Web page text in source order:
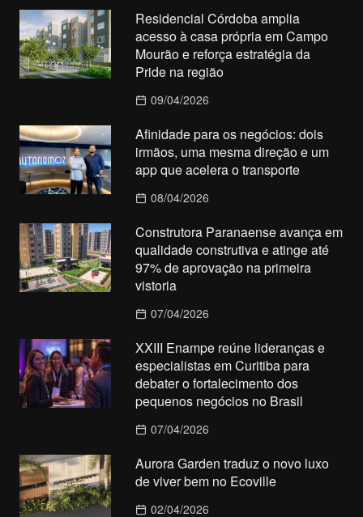
Residencial Córdoba amplia
acesso à casa própria em Campo
Mourão e reforça estratégia da
Pride na região
09/04/2026
Afinidade para os negócios: dois
irmãos, uma mesma direção e um
app que acelera o transporte
08/04/2026
Construtora Paranaense avança em
qualidade construtiva e atinge até
97% de aprovação na primeira
vistoria
07/04/2026
XXIII Enampe reúne lideranças e
especialistas em Curitiba para
debater o fortalecimento dos
pequenos negócios no Brasil
07/04/2026
Aurora Garden traduz o novo luxo
de viver bem no Ecoville
02/04/2026